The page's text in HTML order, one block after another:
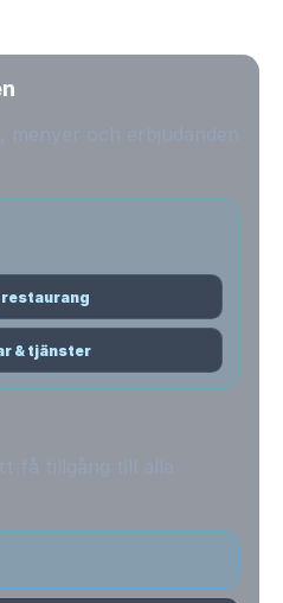
restaurang
& tjänster